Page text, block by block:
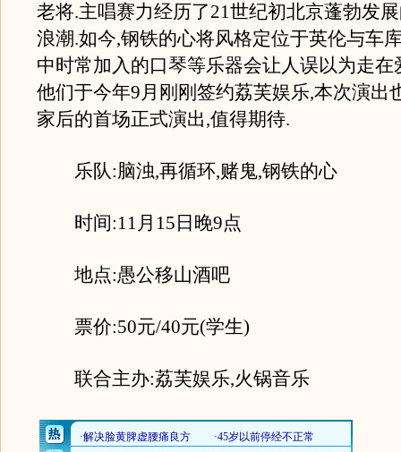
老将.主唱赛力经历了21世纪初北京蓬勃发
浪潮.如今,钢铁的心将风格定位于英伦与车
中时常加入的口琴等乐器会让人误以为走在
他们于今年9月刚刚签约荔芙娱乐,本次演出
家后的首场正式演出,值得期待.
乐队:脑浊,再循环,赌鬼,钢铁的心
时间:11月15日晚9点
地点:愚公移山酒吧
票价:50元/40元(学生)
联合主办:荔芙娱乐,火锅音乐